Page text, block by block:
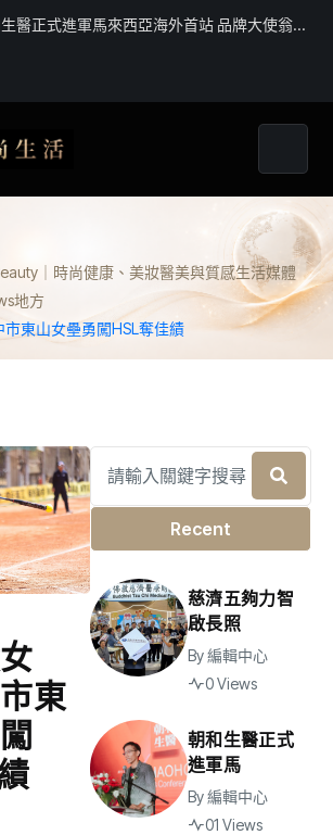
醫正式進軍馬來西亞海外首站 品牌大使翁立
｜時尚健康、美妝醫美與質感生活媒體
地方
東山女壘勇闖HSL奪佳績
東
Recent
慈濟五夠力智
啟長照
By編輯中心
0 Views
朝和生醫正式
進軍馬
By編輯中心
01 Views